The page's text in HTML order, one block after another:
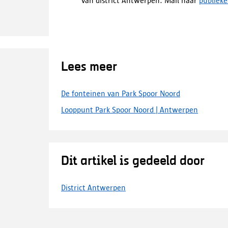
Lees meer
De fonteinen van Park Spoor Noord
Looppunt Park Spoor Noord | Antwerpen
Dit artikel is gedeeld door
District Antwerpen